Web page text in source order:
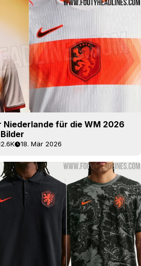
für die WM 2026
18. Mär 2026